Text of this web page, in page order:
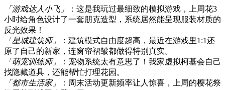
「游戏达人小飞」
：这是我玩过最细致的模拟游戏，上周花3
小时给角色设计了一套朋克造型，系统居然能呈现服装材质的
反光效果！
「星城建筑师」
：建筑模式自由度超高，最近在游戏里1:1还
原了自己的新家，连窗帘褶皱都做得特别真实。
「萌宠训练师」
：宠物系统太有意思了！我家虚拟柯基会自己
找隐藏道具，还能帮忙打理花园。
「都市生活家」
：周末活动更新频率让人惊喜，上周的樱花祭